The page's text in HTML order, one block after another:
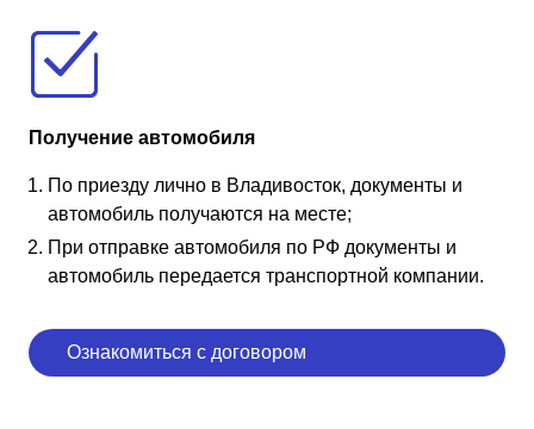
Получение автомобиля
По приезду лично в Владивосток, документы и
автомобиль получаются на месте;
При отправке автомобиля по РФ документы и
автомобиль передается транспортной компании.
Ознакомиться с договором